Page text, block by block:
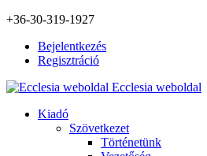
+36-30-319-1927
Bejelentkezés
Regisztráció
Ecclesia weboldal
Kiadó
Szövetkezet
Történetünk